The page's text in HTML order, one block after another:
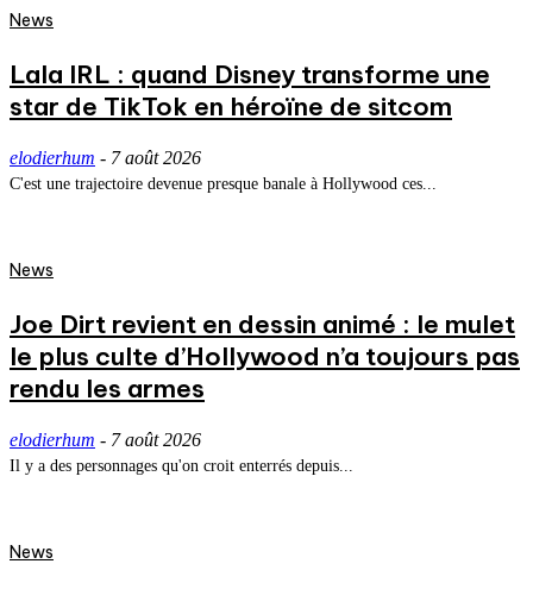
News
Lala IRL : quand Disney transforme une
star de TikTok en héroïne de sitcom
elodierhum - 7 août 2026
C'est une trajectoire devenue presque banale à Hollywood ces...
News
Joe Dirt revient en dessin animé : le mulet
le plus culte d’Hollywood n’a toujours pas
rendu les armes
elodierhum - 7 août 2026
Il y a des personnages qu'on croit enterrés depuis...
News